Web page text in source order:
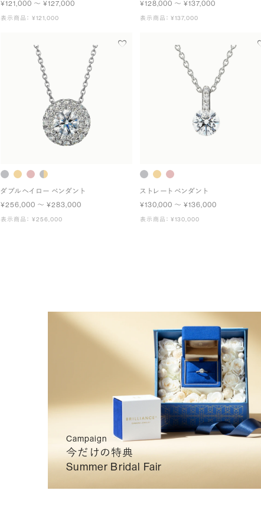
¥121,000 〜 ¥127,000
表示商品： ¥121,000
¥128,000 〜 ¥137,000
表示商品： ¥137,000
ダブルヘイロー ペンダント
¥256,000 〜 ¥283,000
表示商品： ¥256,000
ストレート ペンダント
¥130,000 〜 ¥136,000
表示商品： ¥130,000
Campaign
今だけの特典
Summer Bridal Fair